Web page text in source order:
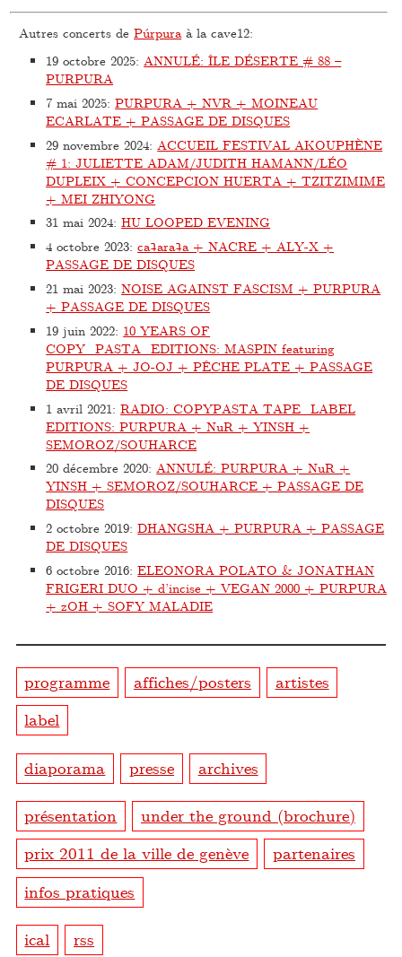
Autres concerts dePúrpuraà la cave12:
19 octobre 2025:ANNULÉ: ÎLE DÉSERTE # 88 –
PURPURA
7 mai 2025:PURPURA + NVR + MOINEAU
ECARLATE + PASSAGE DE DISQUES
29 novembre 2024: ACCUEIL FESTIVAL AKOUPHÈNE
# 1: JULIETTE ADAM/JUDITH HAMANN/LÉO
DUPLEIX + CONCEPCION HUERTA + TZITZIMIME
+ MEI ZHIYONG
31 mai 2024:HU LOOPED EVENING
4 octobre 2023:caʇaraʇa + NACRE + ALY-X +
PASSAGE DE DISQUES
21 mai 2023:NOISE AGAINST FASCISM + PURPURA
+ PASSAGE DE DISQUES
19 juin 2022: 10 YEARS OF
COPY_PASTA_EDITIONS: MASPIN featuring
PURPURA + JO-OJ + PÊCHE PLATE + PASSAGE
DE DISQUES
1 avril 2021:RADIO: COPYPASTA TAPE_LABEL
EDITIONS: PURPURA + NuR + YINSH +
SEMOROZ/SOUHARCE
20 décembre 2020:ANNULÉ: PURPURA + NuR +
YINSH + SEMOROZ/SOUHARCE + PASSAGE DE
DISQUES
2 octobre 2019:DHANGSHA + PURPURA + PASSAGE
DE DISQUES
6 octobre 2016:ELEONORA POLATO & JONATHAN
FRIGERI DUO + d’incise + VEGAN 2000 + PURPURA
+ zOH + SOFY MALADIE
programme affiches/posters
artistes
label
diaporama presse archives
présentation
under the ground (brochure)
prix 2011 de la ville de genève
partenaires
infos pratiques
ical rss